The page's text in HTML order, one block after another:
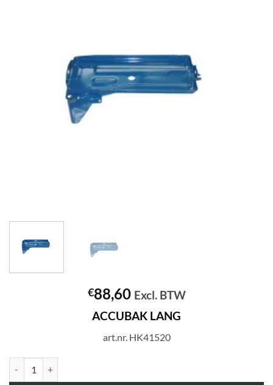
€88,60 Excl. BTW
ACCUBAK LANG
art.nr. HK41520